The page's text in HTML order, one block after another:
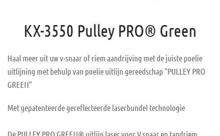
KX-3550 Pulley PRO® Green
Haal meer uit uw v-snaar of riem aandrijving met de juiste poelie
uitlijning met behulp van poelie uitlijn gereedschap "PULLEY PRO
GREEN"
Met gepatenteerde gereflecteerde laserbundel technologie